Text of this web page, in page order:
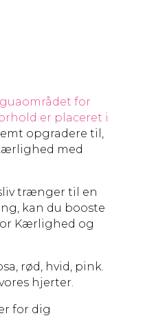
for
er placeret i
opgradere til,
med
trænger til en
kan du booste
Kærlighed og
rød, hvid, pink.
hjerter.
for dig